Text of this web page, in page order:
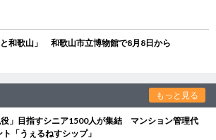
和歌山」 和歌山市立博物館で8月8日から
もっと見る
役」目指すシニア1500人が集結 マンション管理代
「うぇるねすシップ」